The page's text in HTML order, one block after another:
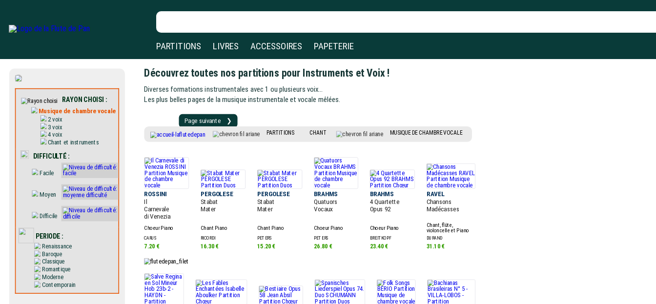
PARTITIONS LIVRES ACCESSOIRES PAPETERIE
RAYON CHOISI :
Musique de chambre vocale
2 voix
3 voix
4 voix
Chant et instruments
DIFFICULTÉ :
Facile
Moyen
Difficile
PERIODE :
Renaissance
Baroque
Classique
Romantique
Moderne
Contemporain
Découvrez toutes nos partitions pour Instruments et Voix!
Diverses formations instrumentales avec 1 ou plusieurs voix…
Les plus belles pages de la musique instrumentale et vocale mêlées.
Page suivante ❯
PARTITIONS CHANT MUSIQUE DE CHAMBRE VOCALE
ROSSINI PERGOLESE PERGOLESE BRAHMS BRAHMS RAVEL
Il
Carnevale
di Venezia
Stabat
Mater
Stabat
Mater
Quatuors
Vocaux
4 Quartette
Opus 92
Chansons
Madécasses
Choeur Piano Chant Piano Chant Piano Choeur Piano Choeur Piano
Chant, flûte,
violoncelle et Piano
CARUS RICORDI PETERS PETERS BREITKOPF DURAND
7.20 € 16.30 € 15.20 € 26.80 € 23.40 € 31.10 €